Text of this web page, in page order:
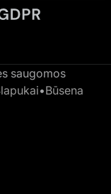
saugomos
•Būsena